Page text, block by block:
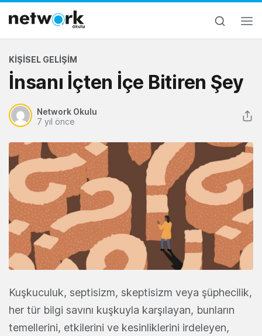
KIŞISEL GELIŞIM
İnsanı İçten İçe Bitiren Şey
Network Okulu
7 yıl önce
Kuşkuculuk, septisizm, skeptisizm veya şüphecilik,
her tür bilgi savını kuşkuyla karşılayan, bunların
temellerini, etkilerini ve kesinliklerini irdeleyen,